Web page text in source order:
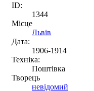
ID:
1344
Місце
Львів
Дата:
1906-1914
Техніка:
Поштівка
Творець
невідомий